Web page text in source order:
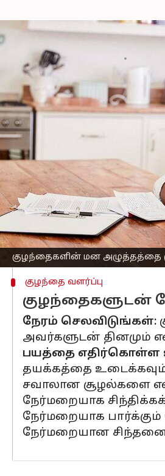
குழந்தைகளின் மன அழுத்தத்தை
குழந்தைகளின்
எழுதியவர் Venkatalakshmi V Mar 24,
செய்தி முன்னோட்டம்
இப்போதெல்லாம், இளம்
ஆகியவற்றால்
உணவுப் பழக்கத்தை
கொழுப்பு, உப்பு
சரியான நேரத்தில்
அதிகரிக்கும். எனவே
குழந்தை வளர்ப்பு
குழந்தைகளுடன்
நேரம் செலவிடுங்கள்:
அவர்களுடன் தினமும்
பயத்தை எதிர்கொள்ள
தயக்கத்தை
சவாலான சூழல்களை
நேர்மறையாக
நேர்மறையாக பார்க்கும்
நேர்மறையான